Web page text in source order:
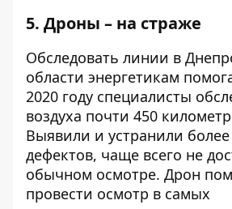
5. Дроны – на страже
Обследовать линии в
области энергетикам
2020 году специалисты
воздуха почти 450
Выявили и устранили более
дефектов, чаще всего не
обычном осмотре. Дрон
провести осмотр в самых